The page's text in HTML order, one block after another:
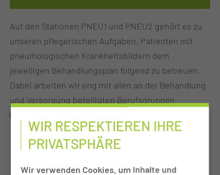
Auf den Stationen PNEU1 und PNEU2 gehört es zu
unseren pflegerischen Aufgaben, Patienten mit
pneumologischen Krankheitsbildern dem
jeweiligen Behandlungsplan folgend zu betreuen.
Dabei arbeiten wir eng mit allen an der Behandlung
und Versorgung beteiligten Berufsgruppen
(Sozialarbeit, Psychologie, Physiotherapie,
Ergotherapie, Logopädie) sowie Expertinnen und
Experten (Wundmanagement, Ernährungsberatung
und Diabetesberatung) zusammen.
WIR RESPEKTIEREN IHRE
PRIVATSPHÄRE
Wir verwenden Cookies, um Inhalte und